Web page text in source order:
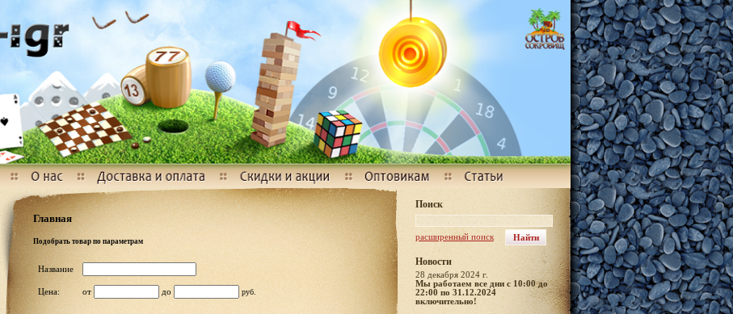
Главная
Подобрать товар по параметрам
Название
Цена: от до руб.
Поиск
расширенный поиск
Новости
28 декабря 2024 г.
Мы работаем все дни с 10:00 до
22:00 по 31.12.2024
включительно!